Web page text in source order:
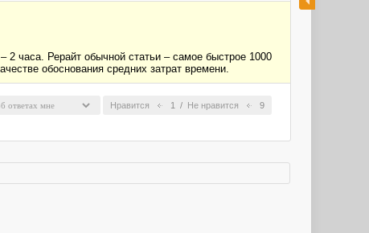
2 часа. Рерайт обычной статьи – самое быстрое 1000
обоснования средних затрат времени.
Нравится 1 / Не нравится 9